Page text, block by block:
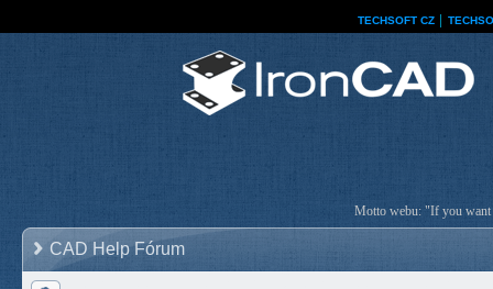
TECHSOFT CZ
Motto webu: "If you want
CAD Help Fórum